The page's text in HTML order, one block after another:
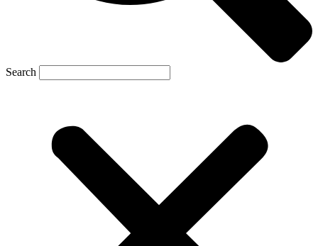
Search